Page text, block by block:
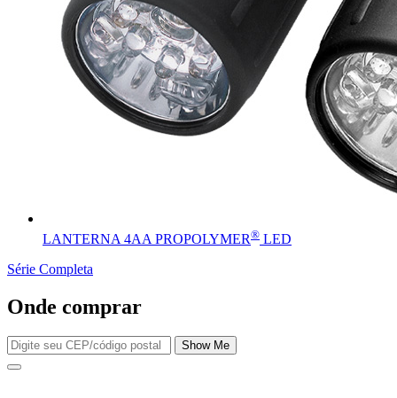
LANTERNA 4AA PROPOLYMER® LED
Série Completa
Onde comprar
Show Me